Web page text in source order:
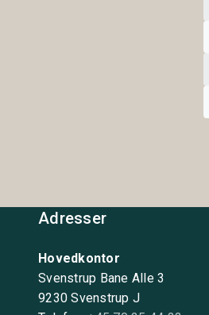
Adresser
Hovedkontor
Svenstrup Bane Alle 3
9230 Svenstrup J